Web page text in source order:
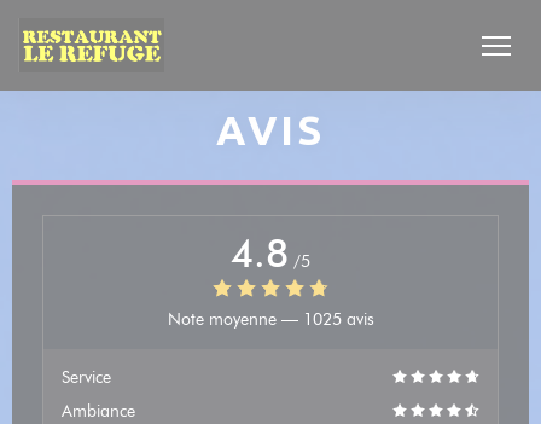
AVIS
4.8 /5
Note moyenne — 1025 avis
Service
Ambiance